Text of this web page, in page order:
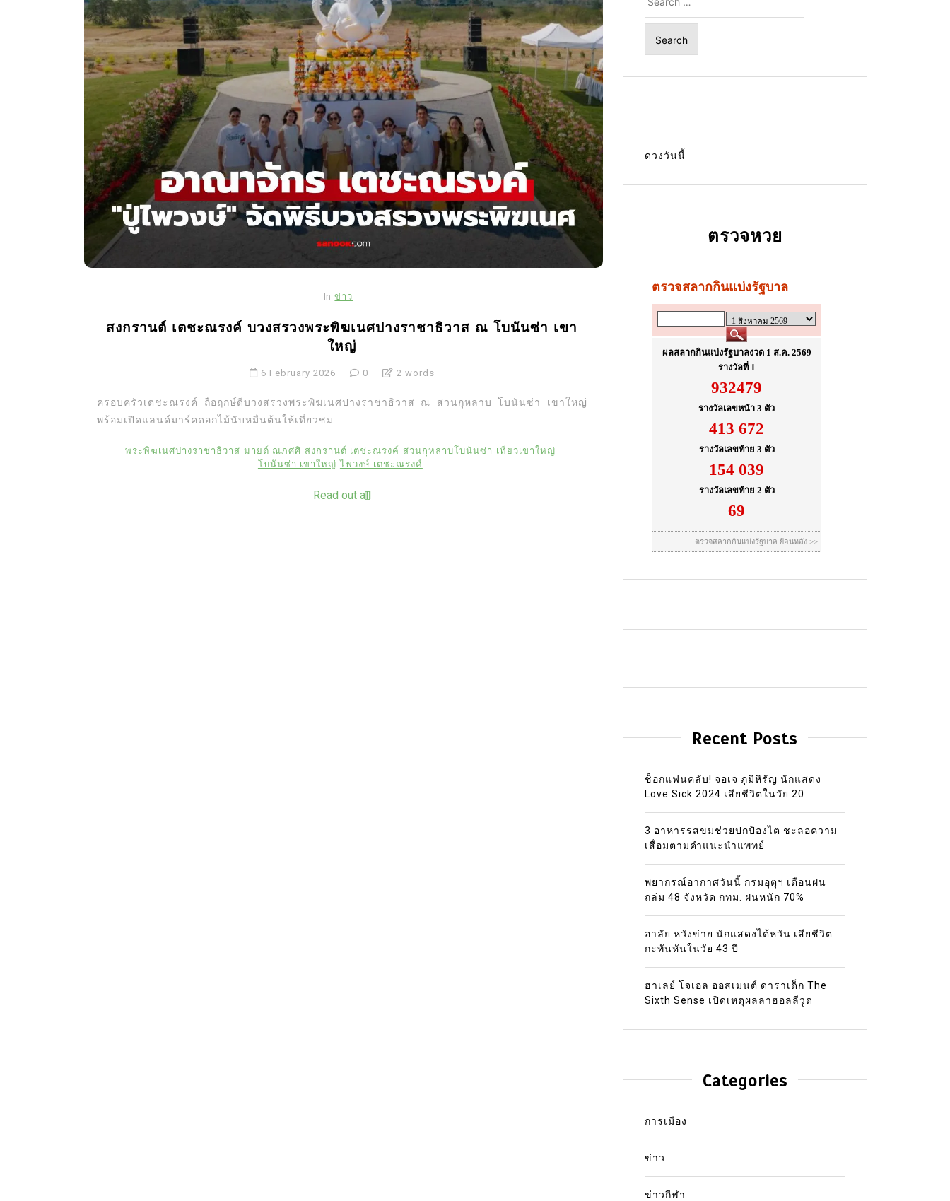
In ข่าว
สงกรานต์ เตชะณรงค์ บวงสรวงพระพิฆเนศปางราชาธิวาส ณ โบนันซ่า เขา
ใหญ่
6 February 2026 0 2 words
ครอบครัวเตชะณรงค์ ถือฤกษ์ดีบวงสรวงพระพิฆเนศปางราชาธิวาส ณ สวนกุหลาบ โบนันซ่า เขาใหญ่
พร้อมเปิดแลนด์มาร์คดอกไม้นับหมื่นต้นให้เที่ยวชม
พระพิฆเนศปางราชาธิวาส มายด์ ณภศศิ สงกรานต์ เตชะณรงค์ สวนกุหลาบโบนันซ่า เที่ยวเขาใหญ่
โบนันซ่า เขาใหญ่ ไพวงษ์ เตชะณรงค์
Read out all
for:
ดวงวันนี้
ตรวจหวย
Recent Posts
ช็อกแฟนคลับ! จอเจ ภูมิหิรัญ นักแสดง
Love Sick 2024 เสียชีวิตในวัย 20
3 อาหารรสขมช่วยปกป้องไต ชะลอความ
เสื่อมตามคำแนะนำแพทย์
พยากรณ์อากาศวันนี้ กรมอุตุฯ เตือนฝน
ถล่ม 48 จังหวัด กทม. ฝนหนัก 70%
อาลัย หวังข่าย นักแสดงไต้หวัน เสียชีวิต
กะทันหันในวัย 43 ปี
ฮาเลย์ โจเอล ออสเมนต์ ดาราเด็ก The
Sixth Sense เปิดเหตุผลลาฮอลลีวูด
Categories
การเมือง
ข่าว
ข่าวกีฬา